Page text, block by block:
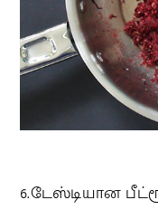
6.டேஸ்டியான